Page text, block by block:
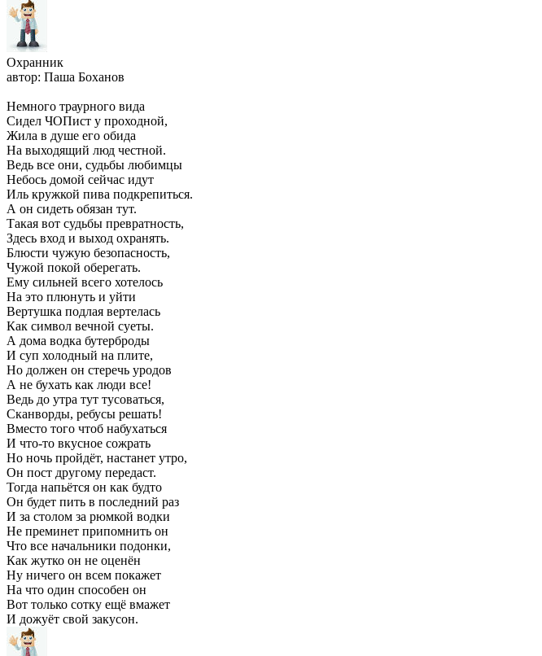
Охранник
автор: Паша Боханов
Немного траурного вида
Сидел ЧОПист у проходной,
Жила в душе его обида
На выходящий люд честной.
Ведь все они, судьбы любимцы
Небось домой сейчас идут
Иль кружкой пива подкрепиться.
А он сидеть обязан тут.
Такая вот судьбы превратность,
Здесь вход и выход охранять.
Блюсти чужую безопасность,
Чужой покой оберегать.
Ему сильней всего хотелось
На это плюнуть и уйти
Вертушка подлая вертелась
Как символ вечной суеты.
А дома водка бутерброды
И суп холодный на плите,
Но должен он стеречь уродов
А не бухать как люди все!
Ведь до утра тут тусоваться,
Сканворды, ребусы решать!
Вместо того чтоб набухаться
И что-то вкусное сожрать
Но ночь пройдёт, настанет утро,
Он пост другому передаст.
Тогда напьётся он как будто
Он будет пить в последний раз
И за столом за рюмкой водки
Не преминет припомнить он
Что все начальники подонки,
Как жутко он не оценён
Ну ничего он всем покажет
На что один способен он
Вот только сотку ещё вмажет
И дожуёт свой закусон.